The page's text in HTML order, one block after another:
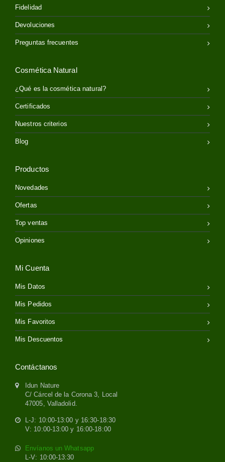
Fidelidad
Devoluciones
Preguntas frecuentes
Cosmética Natural
¿Qué es la cosmética natural?
Certificados
Nuestros criterios
Blog
Productos
Novedades
Ofertas
Top ventas
Opiniones
Mi Cuenta
Mis Datos
Mis Pedidos
Mis Favoritos
Mis Descuentos
Contáctanos
Idun Nature
C/ Cárcel de la Corona 3, Local
47005, Valladolid.
L-J: 10:00-13:00 y 16:30-18:30
V: 10:00-13:00 y 16:00-18:00
Envíanos un Whatsapp
L-V: 10:00-13:30